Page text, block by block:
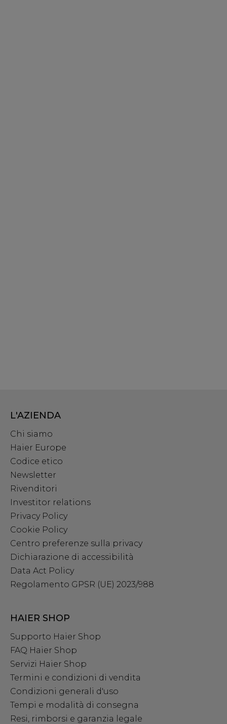
L'AZIENDA
Chi siamo
Haier Europe
Codice etico
Newsletter
Rivenditori
Investitor relations
Privacy Policy
Cookie Policy
Centro preferenze sulla privacy
Dichiarazione di accessibilità
Data Act Policy
Regolamento GPSR (UE) 2023/988
HAIER SHOP
Supporto Haier Shop
FAQ Haier Shop
Servizi Haier Shop
Termini e condizioni di vendita
Condizioni generali d'uso
Tempi e modalità di consegna
Resi, rimborsi e garanzia legale